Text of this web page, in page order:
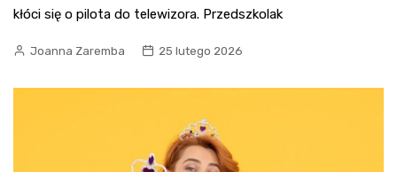
kłóci się o pilota do telewizora. Przedszkolak
Joanna Zaremba 25 lutego 2026